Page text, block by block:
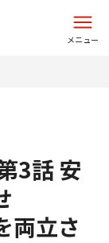
メニュー
3話 安
両立さ